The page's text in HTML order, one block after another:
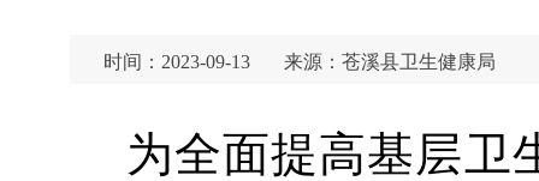
时间：2023-09-13 来源：苍溪县卫生健康局
为全面提高基层卫